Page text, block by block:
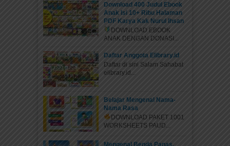
Download 400 Judul Ebook
Anak Isi 10+ Ribu Halaman
PDF Karya Kak Nurul Ihsan
DOWNLOAD EBOOK
ANAK DENGAN DONASI...
Daftar Anggota Elibrary.id
Daftar di sini Salam Sahabat
elibrary.id...
Belajar Mengenal Nama-
Nama Rasa
DOWNLOAD PAKET 1001
WORKSHEETS PAUD...
Mengenal Benda Panas,